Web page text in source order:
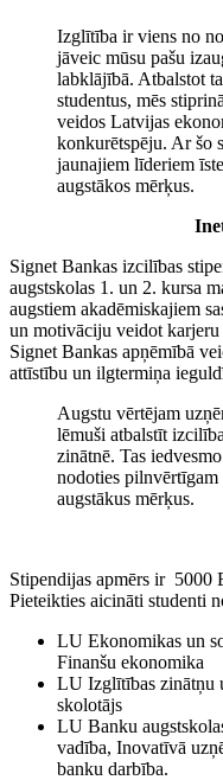
Izglītība ir viens no
jāveic mūsu pašu
labklājībā. Atbalstot
studentus, mēs
veidos Latvijas
konkurētspēju. Ar šo
jaunajiem līderiem
augstākos mērķus.
Signet Bankas izcilības
augstskolas 1. un 2. kursa
augstiem akadēmiskajiem
un motivāciju veidot
Signet Bankas apņēmībā
attīstību un ilgtermiņa
Augstu vērtējam
lēmuši atbalstīt
zinātnē. Tas
nodoties pilnvērtīgam
augstākus mērķus.
Stipendijas apmērs ir 5000
Pieteikties aicināti studenti
LU Ekonomikas un
Finanšu ekonomika
LU Izglītības zinātņu
skolotājs
LU Banku
vadība, Inovatīvā
banku darbība.